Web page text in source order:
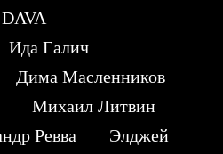
DAVA
Ида Галич
Дима Масленников
Михаил Литвин
Ревва
Элджей